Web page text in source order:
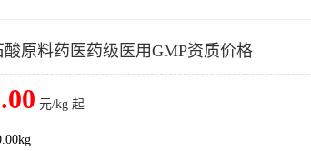
酸原料药医药级医用GMP资质价格
元/kg 起